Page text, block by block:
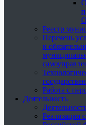
Реестр
Перечень
и
Работа с
Деятельность
Реализация